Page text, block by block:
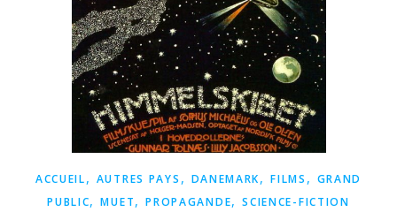
ACCUEIL, AUTRES PAYS , DANEMARK,FILMS , GRAND
PUBLIC,MUET,PROPAGANDE,SCIENCE-FICTION